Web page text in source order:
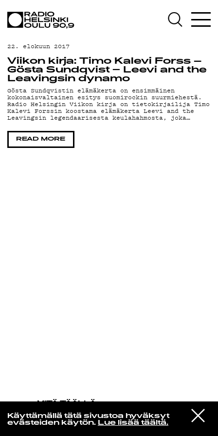
Käyttämällä tätä sivustoa hyväksyt
evästeiden käytön. Lue lisää täältä.
VIESTI
STUDIOON
MITÄ TÄÄLLÄ
Echo & the Bunnymen
Do It Clean
AJANKOHTAISTA
OHJELMAT
TEKIJÄT
ON-DEMAND
PODCAST
MAINOSTA
YHTEYSTIEDOT
22. elokuun 2017
Viikon kirja: Timo Kalevi Forss –
Gösta Sundqvist − Leevi and the
Leavingsin dynamo
Gösta Sundqvistin elämäkerta on ensimmäinen
kokonaisvaltainen esitys suomirockin suurmiehestä.
Radio Helsingin Viikon kirja on tietokirjailija Timo
Kalevi Forssin koostama elämäkerta Leevi and the
Leavingsin legendaarisesta keulahahmosta, joka…
READ MORE